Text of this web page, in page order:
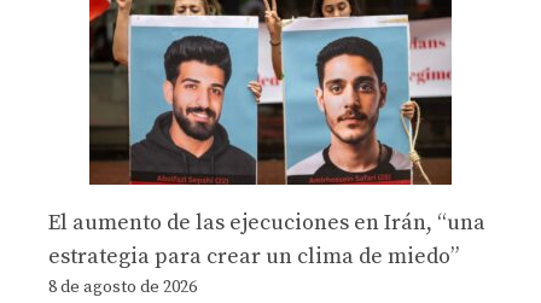
El aumento de las ejecuciones en Irán, “una
estrategia para crear un clima de miedo”
8 de agosto de 2026